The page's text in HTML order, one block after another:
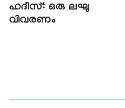
ഹദീസ്: ഒരു ലഘു
വിവരണം